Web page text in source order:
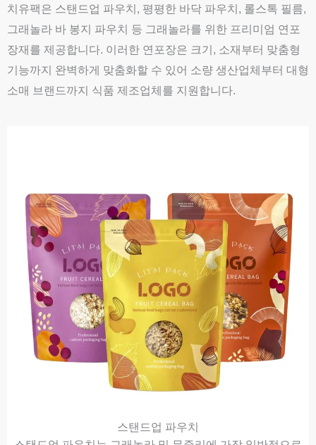
치유팩은 스탠드업 파우치, 평평한 바닥 파우치, 롤스톡 필름,
그래놀라 바 봉지 파우치 등 그래놀라를 위한 프리미엄 연포
장재를 제공합니다. 이러한 연포장은 크기, 소재부터 맞춤형
기능까지 완벽하게 맞춤화할 수 있어 소량 생산업체부터 대형
소매 브랜드까지 식품 제조업체를 지원합니다.
스탠드업 파우치